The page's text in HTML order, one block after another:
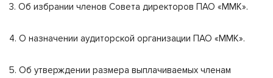
3. Об избрании членов Совета директоров ПАО «ММК».
4. О назначении аудиторской организации ПАО «ММК».
5. Об утверждении размера выплачиваемых членам